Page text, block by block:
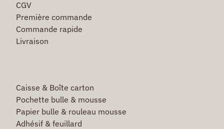
CGV
Première commande
Commande rapide
Livraison
Caisse & Boîte carton
Pochette bulle & mousse
Papier bulle & rouleau mousse
Adhésif & feuillard